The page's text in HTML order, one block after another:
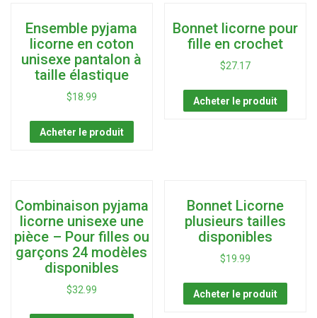
Ensemble pyjama
licorne en coton
unisexe pantalon à
taille élastique
$18.99
Acheter le produit
Bonnet licorne pour
fille en crochet
$27.17
Acheter le produit
Combinaison pyjama
licorne unisexe une
pièce – Pour filles ou
garçons 24 modèles
disponibles
$32.99
Bonnet Licorne
plusieurs tailles
disponibles
$19.99
Acheter le produit